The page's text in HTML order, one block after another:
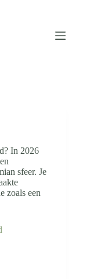
In 2026
sfeer. Je
zoals een